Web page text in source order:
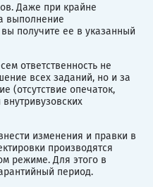
Даже при крайне
выполнение
получите ее в указанный
ответственность не
всех заданий, но и за
(отсутствие опечаток,
изменения и правки в
производятся
режиме. Для этого в
период.